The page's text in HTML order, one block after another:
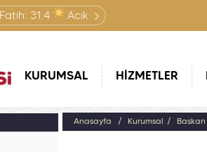
Fatih: 31.4 Açık
KURUMSAL HİZMETLER
Anasayfa Kurumsal Başkan